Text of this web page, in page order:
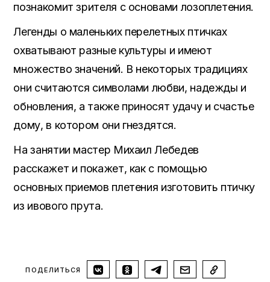
познакомит зрителя с основами лозоплетения.
Легенды о маленьких перелетных птичках
охватывают разные культуры и имеют
множество значений. В некоторых традициях
они считаются символами любви, надежды и
обновления, а также приносят удачу и счастье
дому, в котором они гнездятся.
На занятии мастер Михаил Лебедев
расскажет и покажет, как с помощью
основных приемов плетения изготовить птичку
из ивового прута.
ПОДЕЛИТЬСЯ